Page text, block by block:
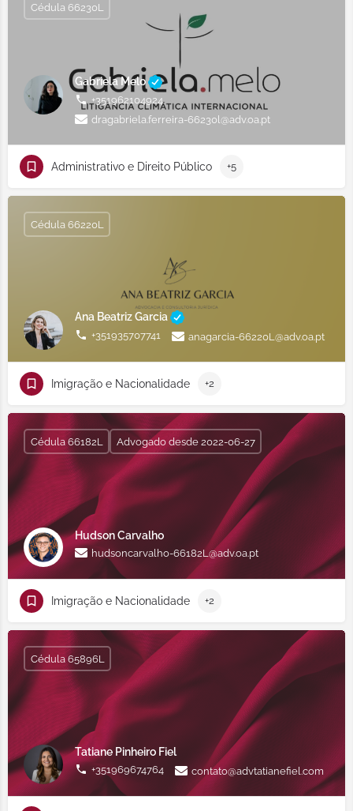
Gabriela Melo
+351962104924
dragabriela.ferreira-66230l@adv.oa.pt
Cédula 66230L
Administrativo e Direito Público +5
Ana Beatriz Garcia
+351935707741 anagarcia-66220L@adv.oa.pt
Cédula 66220L
Imigração e Nacionalidade +2
Hudson Carvalho
hudsoncarvalho-66182L@adv.oa.pt
Cédula 66182L Advogado desde 2022-06-27
Imigração e Nacionalidade +2
Tatiane Pinheiro Fiel
+351969674764 contato@advtatianefiel.com
Cédula 65896L